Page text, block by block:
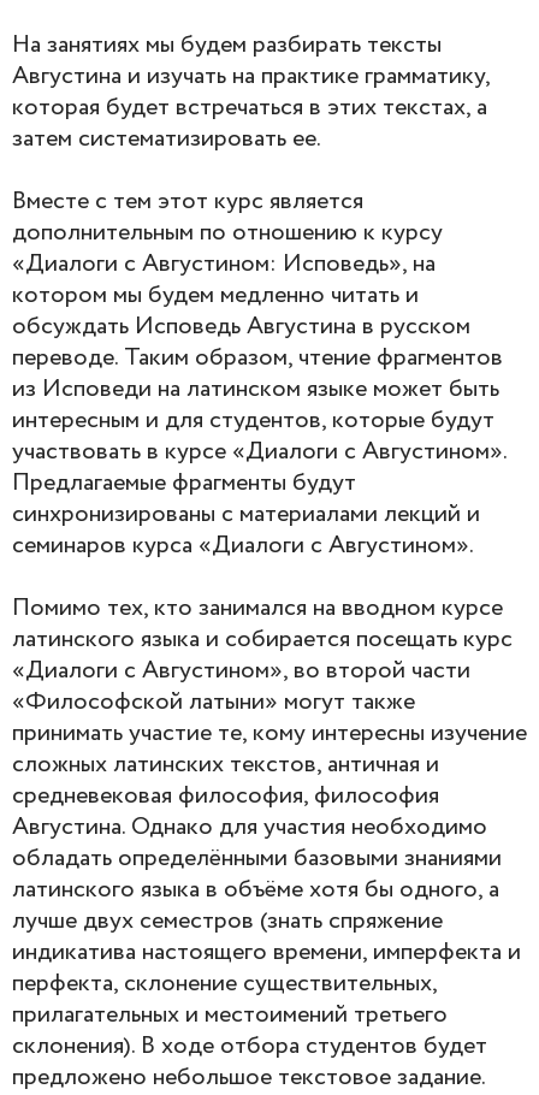
На занятиях мы будем разбирать тексты
Августина и изучать на практике грамматику,
которая будет встречаться в этих текстах, а
затем систематизировать ее.
Вместе с тем этот курс является
дополнительным по отношению к курсу
«Диалоги с Августином: Исповедь», на
котором мы будем медленно читать и
обсуждать Исповедь Августина в русском
переводе. Таким образом, чтение фрагментов
из Исповеди на латинском языке может быть
интересным и для студентов, которые будут
участвовать в курсе «Диалоги с Августином».
Предлагаемые фрагменты будут
синхронизированы с материалами лекций и
семинаров курса «Диалоги с Августином».
Помимо тех, кто занимался на вводном курсе
латинского языка и собирается посещать курс
«Диалоги с Августином», во второй части
«Философской латыни» могут также
принимать участие те, кому интересны изучение
сложных латинских текстов, античная и
средневековая философия, философия
Августина. Однако для участия необходимо
обладать определёнными базовыми знаниями
латинского языка в объёме хотя бы одного, а
лучше двух семестров (знать спряжение
индикатива настоящего времени, имперфекта и
перфекта, склонение существительных,
прилагательных и местоимений третьего
склонения). В ходе отбора студентов будет
предложено небольшое текстовое задание.